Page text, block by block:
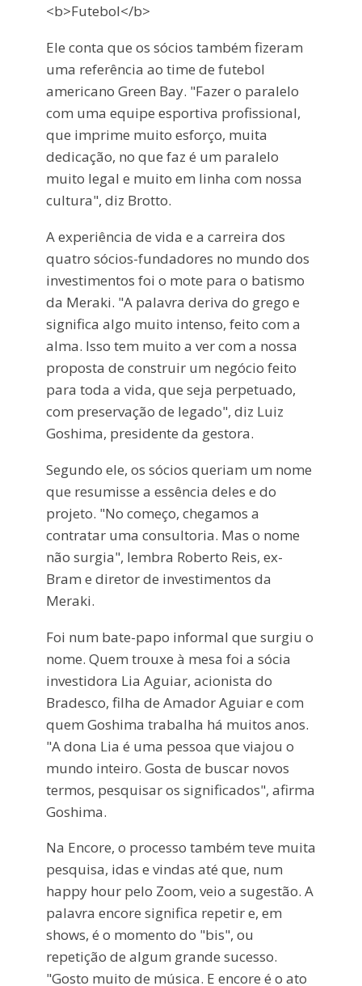
<b>Futebol</b>
Ele conta que os sócios também fizeram
uma referência ao time de futebol
americano Green Bay. "Fazer o paralelo
com uma equipe esportiva profissional,
que imprime muito esforço, muita
dedicação, no que faz é um paralelo
muito legal e muito em linha com nossa
cultura", diz Brotto.
A experiência de vida e a carreira dos
quatro sócios-fundadores no mundo dos
investimentos foi o mote para o batismo
da Meraki. "A palavra deriva do grego e
significa algo muito intenso, feito com a
alma. Isso tem muito a ver com a nossa
proposta de construir um negócio feito
para toda a vida, que seja perpetuado,
com preservação de legado", diz Luiz
Goshima, presidente da gestora.
Segundo ele, os sócios queriam um nome
que resumisse a essência deles e do
projeto. "No começo, chegamos a
contratar uma consultoria. Mas o nome
não surgia", lembra Roberto Reis, ex-
Bram e diretor de investimentos da
Meraki.
Foi num bate-papo informal que surgiu o
nome. Quem trouxe à mesa foi a sócia
investidora Lia Aguiar, acionista do
Bradesco, filha de Amador Aguiar e com
quem Goshima trabalha há muitos anos.
"A dona Lia é uma pessoa que viajou o
mundo inteiro. Gosta de buscar novos
termos, pesquisar os significados", afirma
Goshima.
Na Encore, o processo também teve muita
pesquisa, idas e vindas até que, num
happy hour pelo Zoom, veio a sugestão. A
palavra encore significa repetir e, em
shows, é o momento do "bis", ou
repetição de algum grande sucesso.
"Gosto muito de música. E encore é o ato